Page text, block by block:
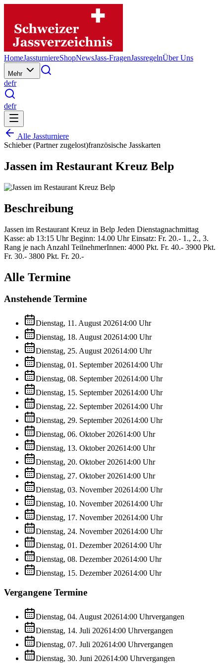
HomeJassturniereShopNewsJass-FragenJassregelnÜber Uns
Mehr
defr
defr
Alle Jassturniere
Schieber (Partner zugelost)französische Jasskarten
Jassen im Restaurant Kreuz Belp
Beschreibung
Jassen im Restaurant Kreuz in Belp Jeden Dienstagnachmittag
Kasse: ab 13:15 Uhr Beginn: 14.00 Uhr Einsatz: Fr. 20.- 1., 2., 3.
Rang je nach Anzahl TeilnehmerInnen: 4000 Pkt. Fr. 40.- 3900 Pkt.
Fr. 30.- 3800 Pkt. Fr. 20.-
Alle Termine
Anstehende Termine
Dienstag, 11. August 202614:00 Uhr
Dienstag, 18. August 202614:00 Uhr
Dienstag, 25. August 202614:00 Uhr
Dienstag, 01. September 202614:00 Uhr
Dienstag, 08. September 202614:00 Uhr
Dienstag, 15. September 202614:00 Uhr
Dienstag, 22. September 202614:00 Uhr
Dienstag, 29. September 202614:00 Uhr
Dienstag, 06. Oktober 202614:00 Uhr
Dienstag, 13. Oktober 202614:00 Uhr
Dienstag, 20. Oktober 202614:00 Uhr
Dienstag, 27. Oktober 202614:00 Uhr
Dienstag, 03. November 202614:00 Uhr
Dienstag, 10. November 202614:00 Uhr
Dienstag, 17. November 202614:00 Uhr
Dienstag, 24. November 202614:00 Uhr
Dienstag, 01. Dezember 202614:00 Uhr
Dienstag, 08. Dezember 202614:00 Uhr
Dienstag, 15. Dezember 202614:00 Uhr
Vergangene Termine
Dienstag, 04. August 202614:00 Uhrvergangen
Dienstag, 14. Juli 202614:00 Uhrvergangen
Dienstag, 07. Juli 202614:00 Uhrvergangen
Dienstag, 30. Juni 202614:00 Uhrvergangen